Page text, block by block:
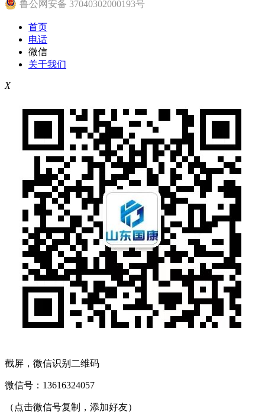
鲁公网安备 37040302000193号
首页
电话
微信
关于我们
X
截屏，微信识别二维码
微信号： 13616324057
（点击微信号复制，添加好友）